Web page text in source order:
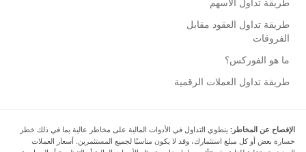
طريقة تداول العقود مقابل
الفروقات
ما هو الفوركس؟
طريقة تداول العملات الرقمية
الإفصاح عن المخاطر: ينطوي التداول في الأدوات المالية على مخاطر عالية بما في ذلك خطر
خسارة بعض أو كل مبلغ استثمارك، وقد لا يكون مناسبًا لجميع المستثمرين. أسعار العملات